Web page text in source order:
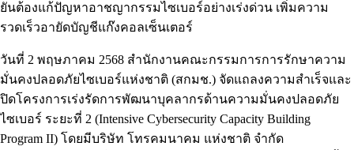
ยันต้องแก้ปัญหาอาชญากรรมไซเบอร์อย่างเร่งด่วน เพิ่มความ
รวดเร็วอายัดบัญชีแก๊งคอลเซ็นเตอร์
วันที่ 2 พฤษภาคม 2568 สำนักงานคณะกรรมการการรักษาความ
มั่นคงปลอดภัยไซเบอร์แห่งชาติ (สกมช.) จัดแถลงความสำเร็จและ
ปิดโครงการเร่งรัดการพัฒนาบุคลากรด้านความมั่นคงปลอดภัย
ไซเบอร์ ระยะที่ 2 (Intensive Cybersecurity Capacity Building
Program II) โดยมีบริษัท โทรคมนาคม แห่งชาติ จำกัด